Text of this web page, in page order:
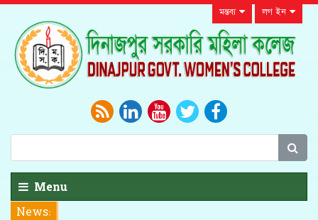
মন্তব্য লগ ইন
Menu
News: